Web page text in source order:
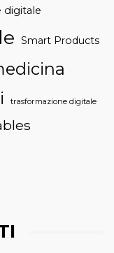
digitale
Smart Products
trasformazione digitale